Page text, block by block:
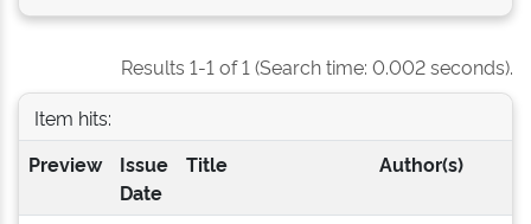
Results 1-1 of 1 (Search time: 0.002 seconds).
Item hits:
Preview
Issue
Date
Title Author(s)